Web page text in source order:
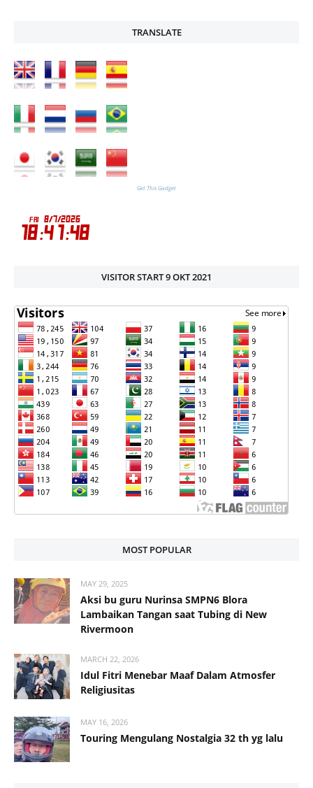
TRANSLATE
Get This Gadget
VISITOR START 9 OKT 2021
MOST POPULAR
MAY 29, 2025
Aksi bu guru Nurinsa SMPN6 Blora
Lambaikan Tangan saat Tubing di New
Rivermoon
MARCH 22, 2026
Idul Fitri Menebar Maaf Dalam Atmosfer
Religiusitas
MAY 16, 2026
Touring Mengulang Nostalgia 32 th yg lalu